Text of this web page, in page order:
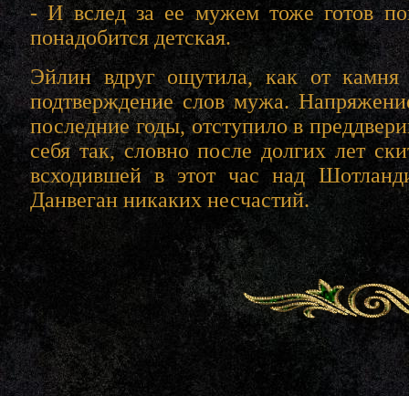
- И вслед за ее мужем тоже готов
понадобится детская.
Эйлин вдруг ощутила, как от камня
подтверждение слов мужа.
последние годы, отступило в
себя так, словно после долгих лет
всходившей в этот час над
Данвеган никаких несчастий.